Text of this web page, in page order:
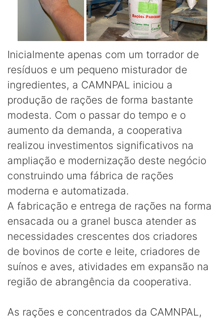
Inicialmente apenas com um torrador de
resíduos e um pequeno misturador de
ingredientes, a CAMNPAL iniciou a
produção de rações de forma bastante
modesta. Com o passar do tempo e o
aumento da demanda, a cooperativa
realizou investimentos significativos na
ampliação e modernização deste negócio
construindo uma fábrica de rações
moderna e automatizada.
A fabricação e entrega de rações na forma
ensacada ou a granel busca atender as
necessidades crescentes dos criadores
de bovinos de corte e leite, criadores de
suínos e aves, atividades em expansão na
região de abrangência da cooperativa.
As rações e concentrados da CAMNPAL,